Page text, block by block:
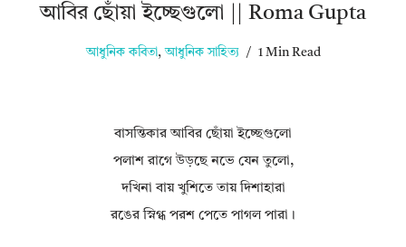
আবির ছোঁয়া ইচ্ছেগুলো || Roma Gupta
আধুনিক কবিতা, আধুনিক সাহিত্য 1 Min Read
বাসন্তিকার আবির ছোঁয়া ইচ্ছেগুলো
পলাশ রাগে উড়ছে নভে যেন তুলো,
দখিনা বায় খুশিতে তায় দিশাহারা
রঙের স্নিগ্ধ পরশ পেতে পাগল পারা।